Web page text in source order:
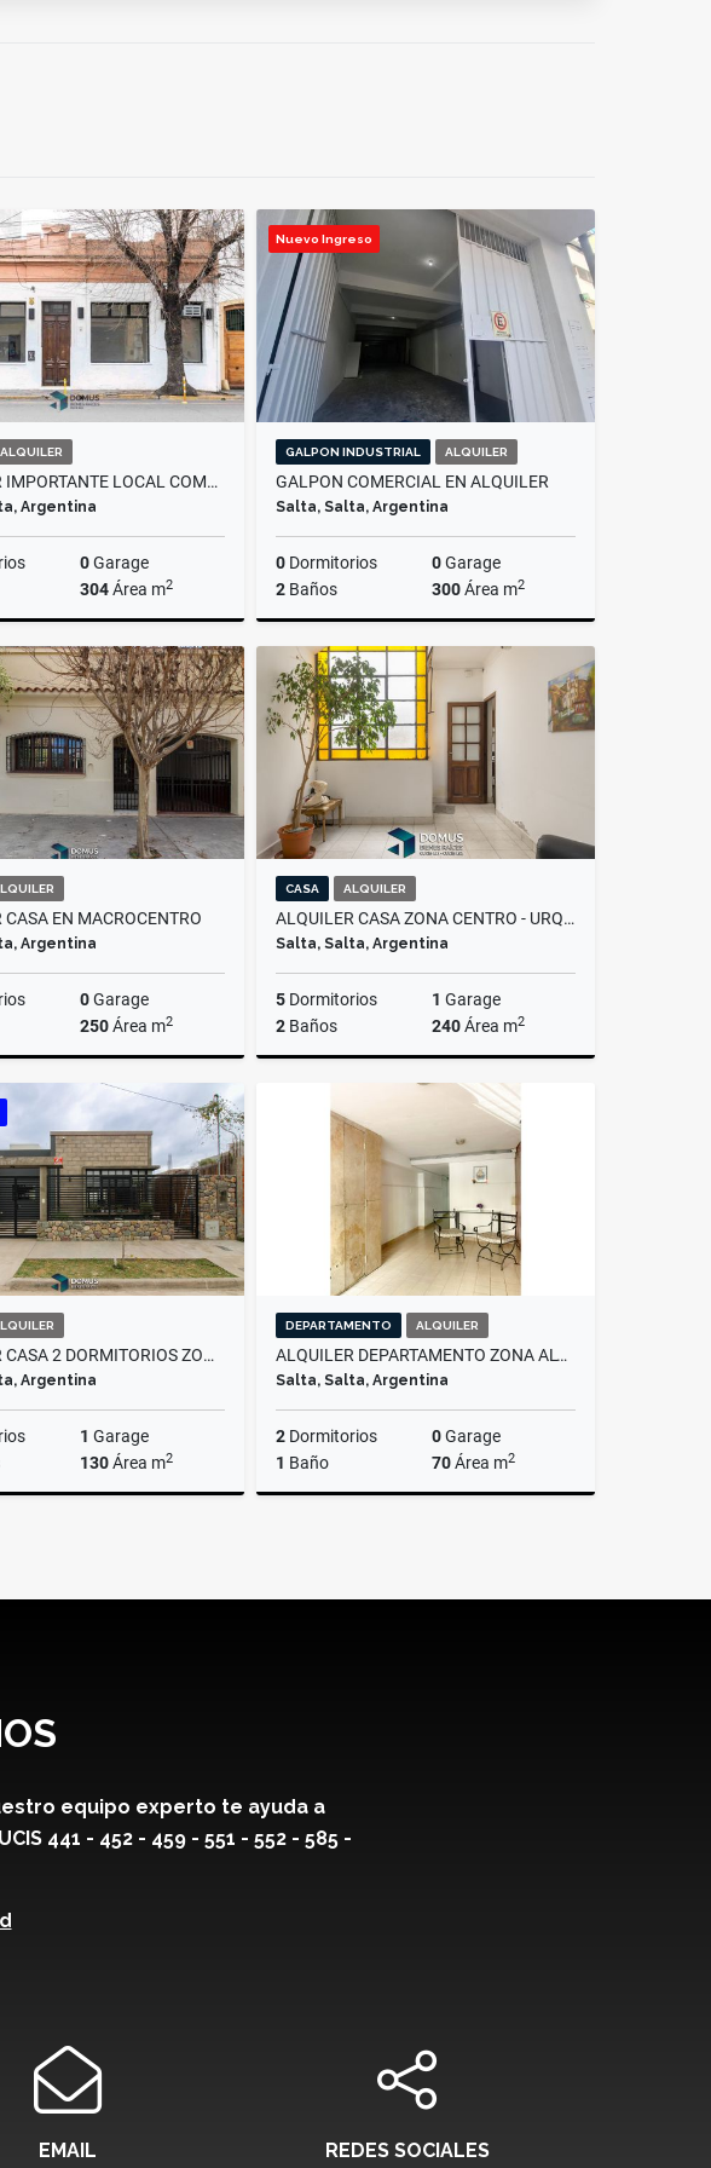
ALQUILER
ALQUILER IMPORTANTE LOCAL COMERCIAL - AV. BELGRANO AL 400
Argentina
0Garage
304Área m2
Alquiler
$3.000.000
Nuevo Ingreso
GALPON INDUSTRIAL ALQUILER
GALPON COMERCIAL EN ALQUILER
Salta, Salta, Argentina
0Dormitorios 0Garage
2Baños 300Área m2
$2.500.000
CASA EN MACROCENTRO
Argentina
0Garage
250Área m2
Alquiler
$2.300.000
CASA ALQUILER
ALQUILER CASA ZONA CENTRO - URQUIZA AL 100
Salta, Salta, Argentina
5Dormitorios 1 Garage
2Baños 240Área m2
$1.600.000
ALQUILER CASA 2 DORMITORIOS ZONA SUR, LAS MARIAS
Argentina
1 Garage
130Área m2
DEPARTAMENTO ALQUILER
ALQUILER DEPARTAMENTO ZONA ALTO NOA
Salta, Salta, Argentina
2Dormitorios 0Garage
1 Baño 70Área m2
equipo experto te ayuda a
441 - 452 - 459 - 551 - 552 - 585 -
EMAIL REDES SOCIALES